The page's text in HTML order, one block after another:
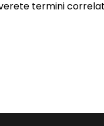
termini